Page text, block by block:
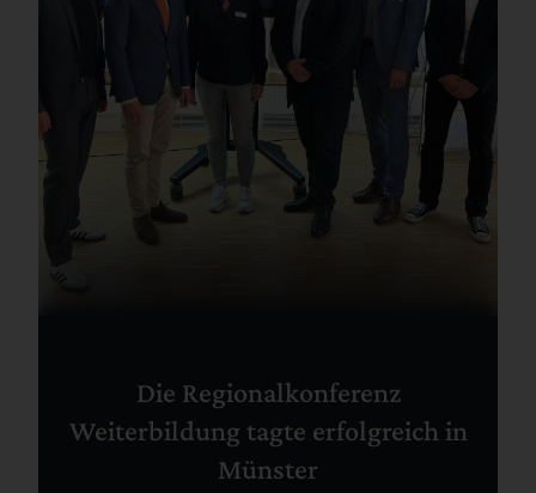
Die Regionalkonferenz
Weiterbildung tagte erfolgreich in
Münster